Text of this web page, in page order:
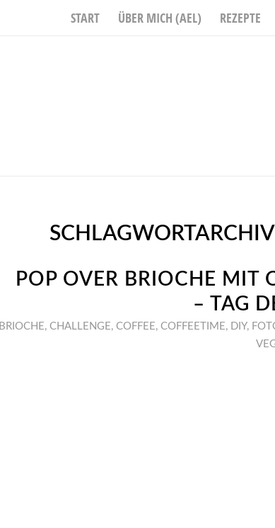
START ÜBER MICH (AEL) REZEPTE
POP OVER BRIOCHE MIT
– TAG
BRIOCHE, CHALLENGE, COFFEE, COFFEETIME, DIY,